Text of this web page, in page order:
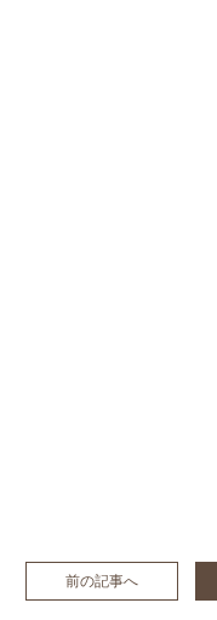
前の記事へ